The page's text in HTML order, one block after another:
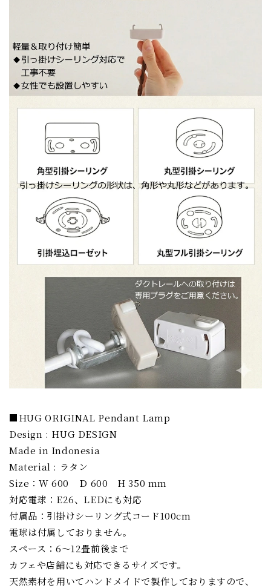
■HUG ORIGINAL Pendant Lamp
Design : HUG DESIGN
Made in Indonesia
Material : ラタン
Size：W 600 Ｄ 600 H 350 mm
対応電球：E26、LEDにも対応
付属品：引掛けシーリング式コード100cm
電球は付属しておりません。
スペース：6〜12畳前後まで
カフェや店舗にも対応できるサイズです。
天然素材を用いてハンドメイドで製作しておりますので、